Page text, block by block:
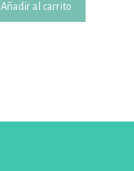
Añadir al carrito